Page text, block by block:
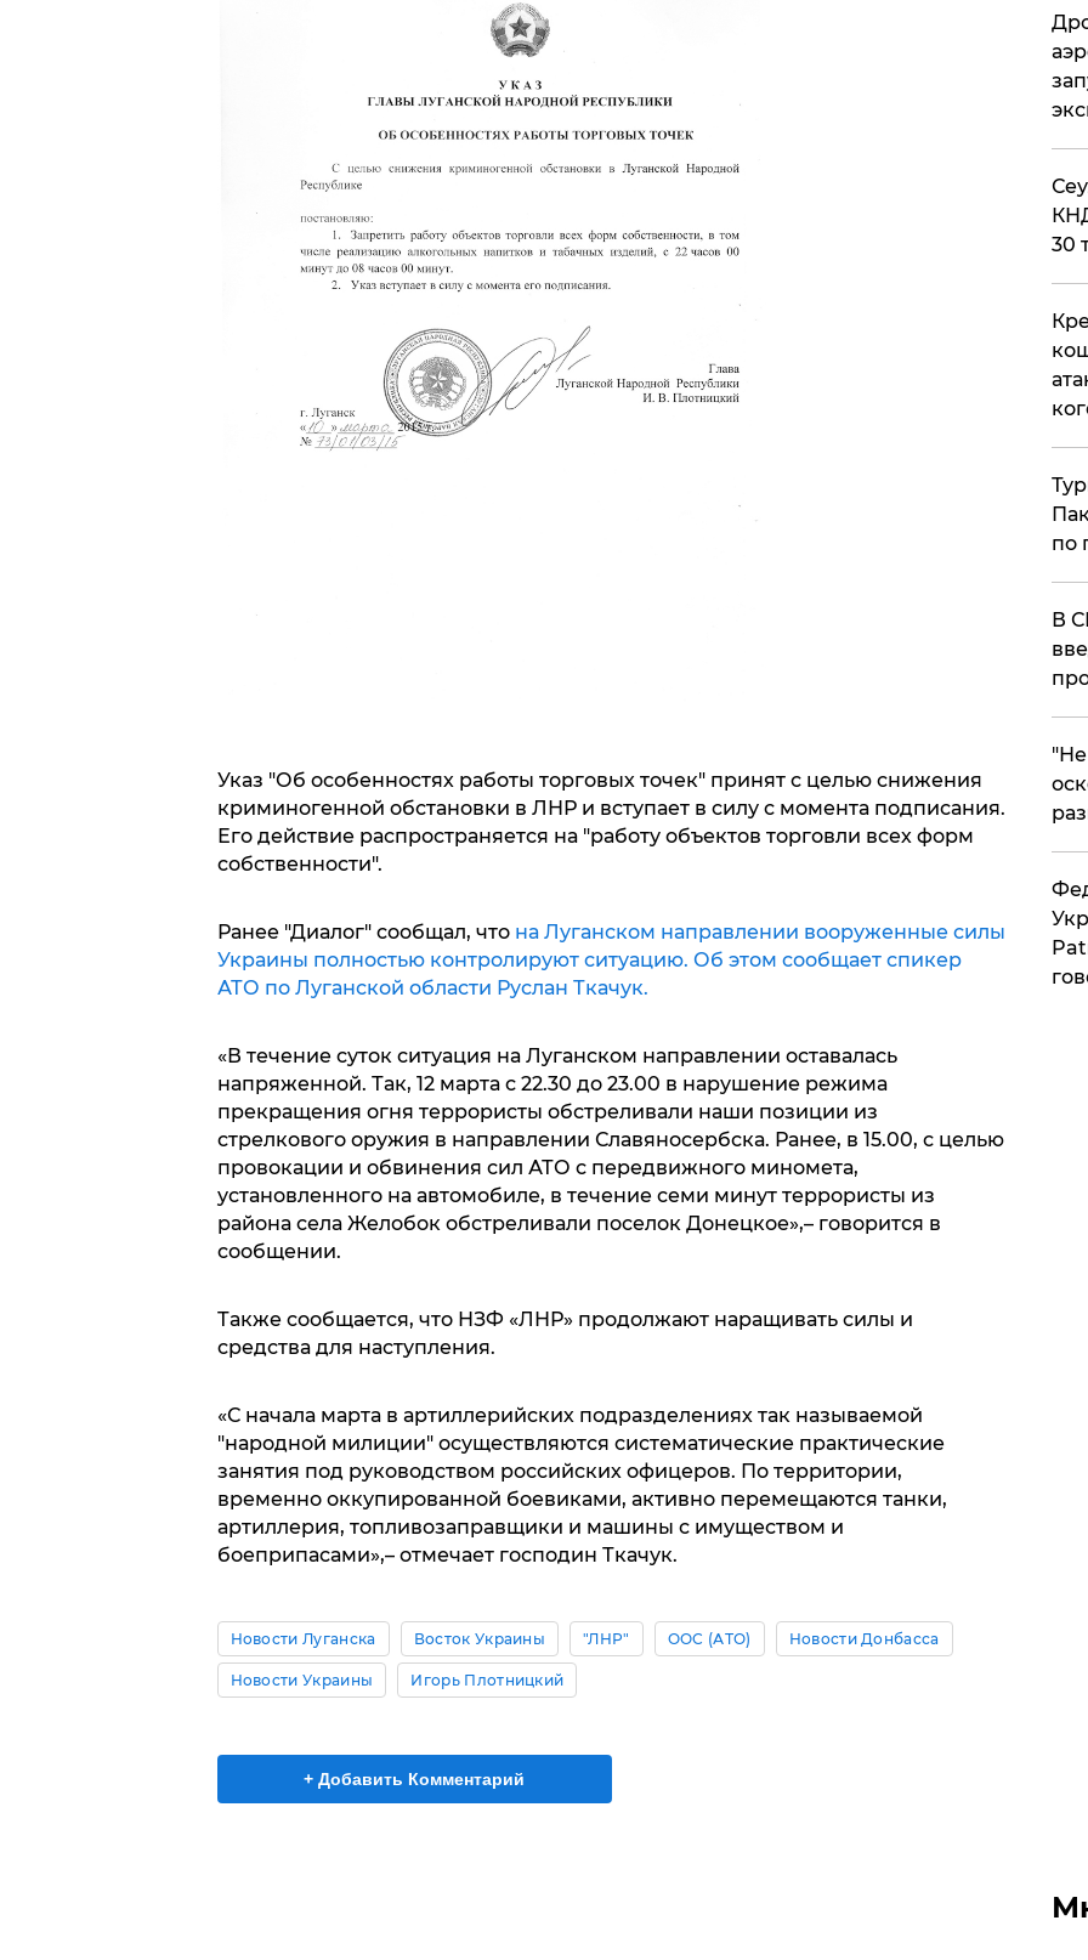
Указ "Об особенностях работы торговых точек" принят с целью снижения
криминогенной обстановки в ЛНР и вступает в силу с момента подписания.
Его действие распространяется на "работу объектов торговли всех форм
собственности".
Ранее "Диалог" сообщал, что на Луганском направлении вооруженные силы
Украины полностью контролируют ситуацию. Об этом сообщает спикер
АТО по Луганской области Руслан Ткачук.
«В течение суток ситуация на Луганском направлении оставалась
напряженной. Так, 12 марта с 22.30 до 23.00 в нарушение режима
прекращения огня террористы обстреливали наши позиции из
стрелкового оружия в направлении Славяносербска. Ранее, в 15.00, с целью
провокации и обвинения сил АТО с передвижного миномета,
установленного на автомобиле, в течение семи минут террористы из
района села Желобок обстреливали поселок Донецкое»,– говорится в
сообщении.
Также сообщается, что НЗФ «ЛНР» продолжают наращивать силы и
средства для наступления.
«С начала марта в артиллерийских подразделениях так называемой
"народной милиции" осуществляются систематические практические
занятия под руководством российских офицеров. По территории,
временно оккупированной боевиками, активно перемещаются танки,
артиллерия, топливозаправщики и машины с имуществом и
боеприпасами»,– отмечает господин Ткачук.
Новости Луганска Восток Украины "ЛНР" ООС (АТО) Новости Донбасса
Новости Украины Игорь Плотницкий
+ Добавить Комментарий
30
по
В